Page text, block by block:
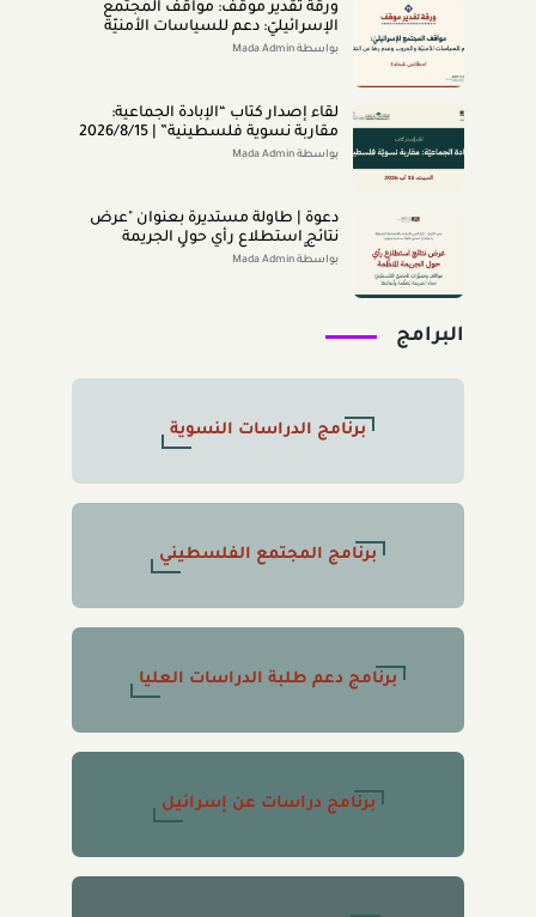
ورقة تقدير موقف: مواقف المجتمع
الإسرائيليّ: دعم للسياسات الأمنيّة
والحروب وعدم رضا عن النتائج (تمّوز
بواسطة Mada Admin
لقاء إصدار كتاب “اﻹﺑﺎدةّ اﻟﺠﻤﺎﻋﻴﺔ:
ﻣﻘﺎرﺑﺔ ﻧﺴﻮﻳﺔ ﻓﻠﺴﻄﻴﻨﻴﺔ” | 2026/8/15
|بواسطة Mada Admin
دعوة | طاولة مستديرة بعنوان "عرض
نتائج استطلاع رأي حول الجريمة
المنظَّمة- مواقف وتصوُّرات المجتمع
بواسطة Mada Admin
البرامج
برنامج الدراسات النسوية
برنامج المجتمع الفلسطيني
برنامج دعم طلبة الدراسات العليا
برنامج دراسات عن إسرائيل